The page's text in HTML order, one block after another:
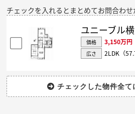
チェックを入れるとまとめてお問合わせ
ユニーブル
価格 3,150万円
広さ 2LDK（